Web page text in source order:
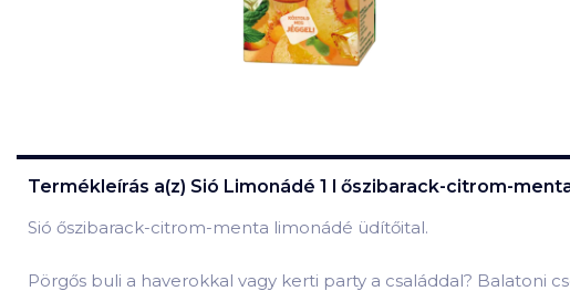
Termékleírás a(z) Sió Limonádé 1 l őszibarack-citrom-
Sió őszibarack-citrom-menta limonádé üdítőital.
Pörgős buli a haverokkal vagy kerti party a családdal? Balatoni